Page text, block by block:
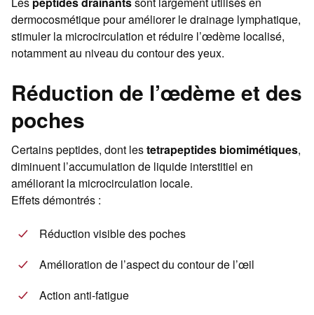
dermocosmétique pour améliorer le drainage lymphatique,
stimuler la microcirculation et réduire l’œdème localisé,
notamment au niveau du contour des yeux.
Réduction de l’œdème et des
poches
Certains peptides, dont lestetrapeptides biomimétiques,
diminuent l’accumulation de liquide interstitiel en
améliorant la microcirculation locale.
Effets démontrés :
Réduction visible des poches
Amélioration de l’aspect du contour de l’œil
Action anti-fatigue